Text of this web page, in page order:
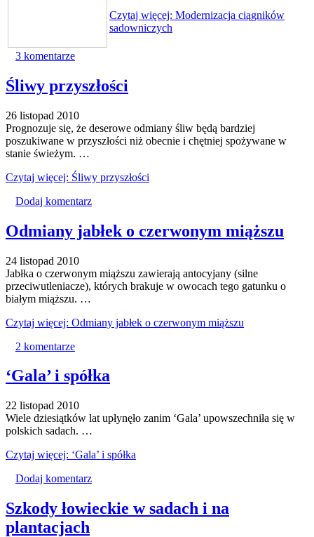
Czytaj więcej: Modernizacja ciągników
sadowniczych
3 komentarze
Śliwy przyszłości
26 listopad 2010
Prognozuje się, że deserowe odmiany śliw będą bardziej
poszukiwane w przyszłości niż obecnie i chętniej spożywane w
stanie świeżym. …
Czytaj więcej: Śliwy przyszłości
Dodaj komentarz
Odmiany jabłek o czerwonym miąższu
24 listopad 2010
Jabłka o czerwonym miąższu zawierają antocyjany (silne
przeciwutleniacze), których brakuje w owocach tego gatunku o
białym miąższu. …
Czytaj więcej: Odmiany jabłek o czerwonym miąższu
2 komentarze
‘Gala’ i spółka
22 listopad 2010
Wiele dziesiątków lat upłynęło zanim ‘Gala’ upowszechniła się w
polskich sadach. …
Czytaj więcej: ‘Gala’ i spółka
Dodaj komentarz
Szkody łowieckie w sadach i na
plantacjach